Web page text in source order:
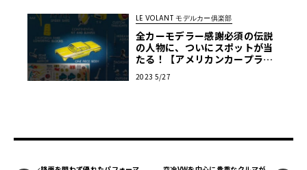
ロアムもホイールベースを130インチから121.5インチへと
一気にダウンさせている。
ボディ自体は普及モデルのセダン／クーペ・デビルと共通
きも分厚い形状に変更された。さらにこの年途中からフリ
LE VOLANT モデルカー俱楽部
全カーモデラー感謝必須の伝説
の人物に、ついにスポットが当
たる！【アメリカンカープラ
2023 5/27